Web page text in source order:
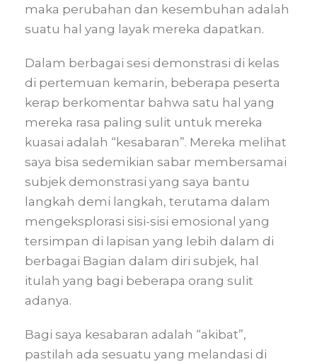
maka perubahan dan kesembuhan adalah
suatu hal yang layak mereka dapatkan.
Dalam berbagai sesi demonstrasi di kelas
di pertemuan kemarin, beberapa peserta
kerap berkomentar bahwa satu hal yang
mereka rasa paling sulit untuk mereka
kuasai adalah “kesabaran”. Mereka melihat
saya bisa sedemikian sabar membersamai
subjek demonstrasi yang saya bantu
langkah demi langkah, terutama dalam
mengeksplorasi sisi-sisi emosional yang
tersimpan di lapisan yang lebih dalam di
berbagai Bagian dalam diri subjek, hal
itulah yang bagi beberapa orang sulit
adanya.
Bagi saya kesabaran adalah “akibat”,
pastilah ada sesuatu yang melandasi di